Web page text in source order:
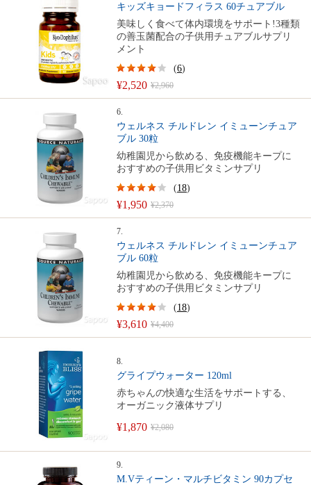
キッズキョードフィラス 60チュアブル
美味しく食べて体内環境をサポート!3種類
の善玉菌配合の子供用チュアブルサプリ
メント
¥2,520 ¥2,960
(6)
6.
ウェルネス チルドレン イミューンチュア
ブル 30粒
幼稚園児から飲める、免疫機能キープに
おすすめの子供用ビタミンサプリ
¥1,950 ¥2,370
(18)
7.
ウェルネス チルドレン イミューンチュア
ブル 60粒
幼稚園児から飲める、免疫機能キープに
おすすめの子供用ビタミンサプリ
¥3,610 ¥4,400
(18)
8.
グライプウォーター 120ml
赤ちゃんの快適な生活をサポートする、
オーガニック液体サプリ
¥1,870 ¥2,080
9.
M.Vティーン・マルチビタミン 90カプセ